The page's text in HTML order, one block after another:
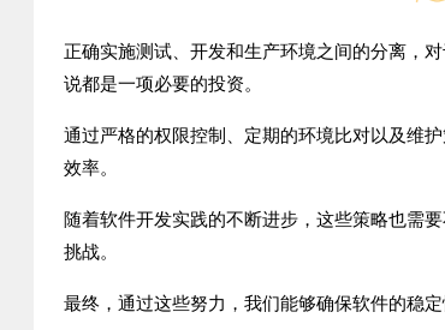
正确实施测试、开发和生产环境之间的分离，
说都是一项必要的投资。
通过严格的权限控制、定期的环境比对以及维
效率。
随着软件开发实践的不断进步，这些策略也需
挑战。
最终，通过这些努力，我们能够确保软件的稳